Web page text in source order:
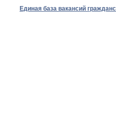
Единая база вакансий